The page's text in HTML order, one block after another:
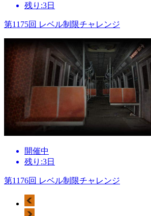
残り:3日
第1175回 レベル制限チャレンジ
開催中
残り:3日
第1176回 レベル制限チャレンジ